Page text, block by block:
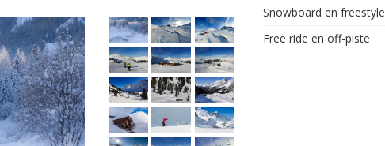
Snowboard en freestyle
Free ride en off-piste